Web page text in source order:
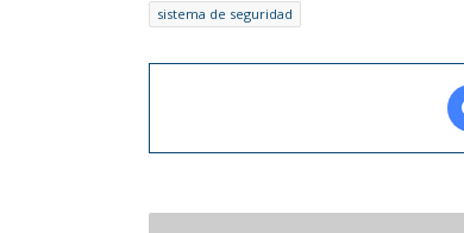
sistema de seguridad